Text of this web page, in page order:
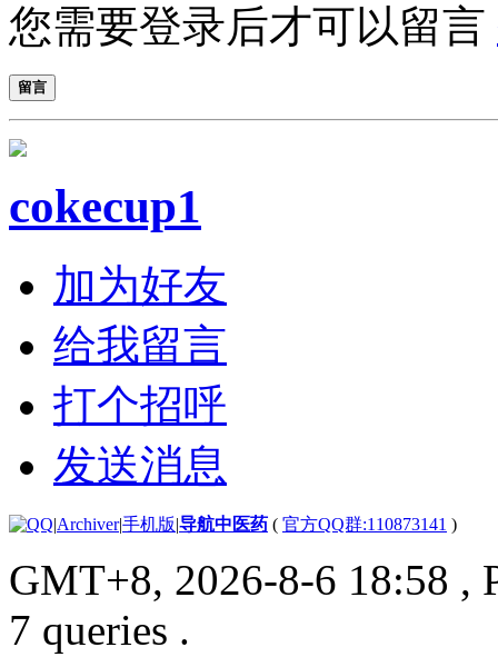
您需要登录后才可以留言
留言
cokecup1
加为好友
给我留言
打个招呼
发送消息
|Archiver|手机版|导航中医药 ( 官方QQ群:110873141 )
GMT+8, 2026-8-6 18:58 ,
7 queries .